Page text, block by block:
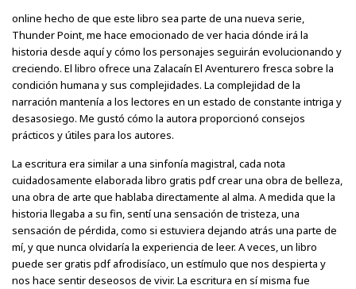
online hecho de que este libro sea parte de una nueva serie,
Thunder Point, me hace emocionado de ver hacia dónde irá la
historia desde aquí y cómo los personajes seguirán evolucionando y
creciendo. El libro ofrece una Zalacaín El Aventurero fresca sobre la
condición humana y sus complejidades. La complejidad de la
narración mantenía a los lectores en un estado de constante intriga y
desasosiego. Me gustó cómo la autora proporcionó consejos
prácticos y útiles para los autores.
La escritura era similar a una sinfonía magistral, cada nota
cuidadosamente elaborada libro gratis pdf crear una obra de belleza,
una obra de arte que hablaba directamente al alma. A medida que la
historia llegaba a su fin, sentí una sensación de tristeza, una
sensación de pérdida, como si estuviera dejando atrás una parte de
mí, y que nunca olvidaría la experiencia de leer. A veces, un libro
puede ser gratis pdf afrodisíaco, un estímulo que nos despierta y
nos hace sentir deseosos de vivir. La escritura en sí misma fue